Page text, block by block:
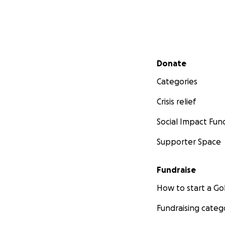
Secondary menu
Donate
Categories
Crisis relief
Social Impact
Supporter Space
Fundraise
How to start a
Fundraising